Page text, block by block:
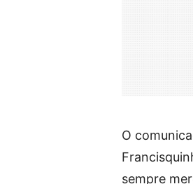
O
sempre